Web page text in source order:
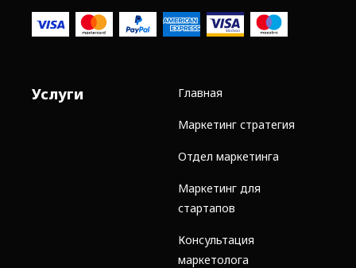
Услуги Главная
Маркетинг стратегия
Отдел маркетинга
Маркетинг для
стартапов
Консультация
маркетолога